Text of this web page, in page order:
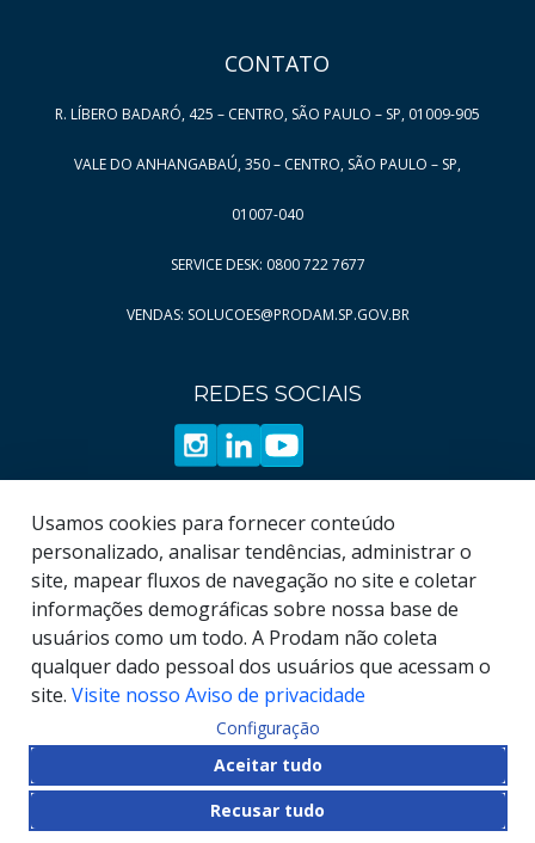
CONTATO
R. LÍBERO BADARÓ, 425 – CENTRO, SÃO PAULO – SP, 01009-905
VALE DO ANHANGABAÚ, 350 – CENTRO, SÃO PAULO – SP,
01007-040
SERVICE DESK: 0800 722 7677
VENDAS: SOLUCOES@PRODAM.SP.GOV.BR
REDES SOCIAIS
2026, Empresa de Tecnologia da
Informação e Comunicação do Município de São
Usamos cookies para fornecer conteúdo
personalizado, analisar tendências, administrar o
site, mapear fluxos de navegação no site e coletar
informações demográficas sobre nossa base de
usuários como um todo. A Prodam não coleta
qualquer dado pessoal dos usuários que acessam o
site. Visite nosso Aviso de privacidade
Configuração
Aceitar tudo
Recusar tudo